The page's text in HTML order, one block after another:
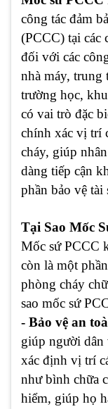
công tác đảm
(PCCC) tại các
đối với các
nhà máy, trung
trường học,
có vai trò đặc
chính xác vị trí
cháy, giúp
dàng tiếp cận
phần bảo vệ tài
Tại Sao Mốc
Mốc sứ PCCC
còn là một
phòng cháy
sao mốc sứ
- Bảo vệ an
giúp người dân
xác định vị trí
như bình chữa
hiểm, giúp họ